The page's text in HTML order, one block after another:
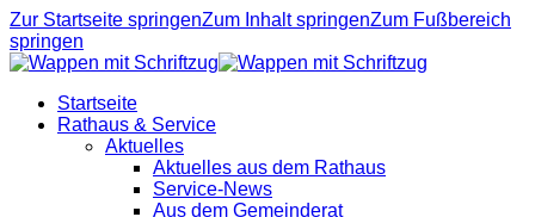
Zur Startseite springenZum Inhalt springenZum Fußbereich
springen
Startseite
Rathaus & Service
Aktuelles
Aktuelles aus dem Rathaus
Service-News
Aus dem Gemeinderat